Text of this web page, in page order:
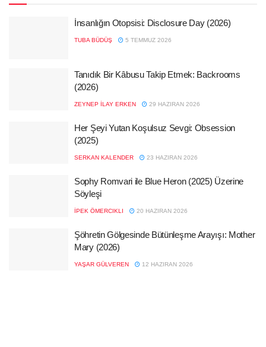
İnsanlığın Otopsisi: Disclosure Day (2026)
TUBA BÜDÜŞ 5 TEMMUZ 2026
Tanıdık Bir Kâbusu Takip Etmek: Backrooms
(2026)
ZEYNEP İLAY ERKEN 29 HAZIRAN 2026
Her Şeyi Yutan Koşulsuz Sevgi: Obsession
(2025)
SERKAN KALENDER 23 HAZIRAN 2026
Sophy Romvari ile Blue Heron (2025) Üzerine
Söyleşi
İPEK ÖMERCIKLI 20 HAZIRAN 2026
Şöhretin Gölgesinde Bütünleşme Arayışı: Mother
Mary (2026)
YAŞAR GÜLVEREN 12 HAZIRAN 2026